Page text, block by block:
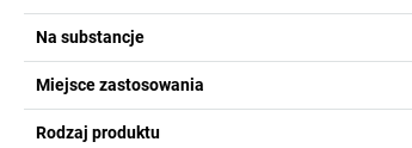
Na substancje
Miejsce zastosowania
Rodzaj produktu